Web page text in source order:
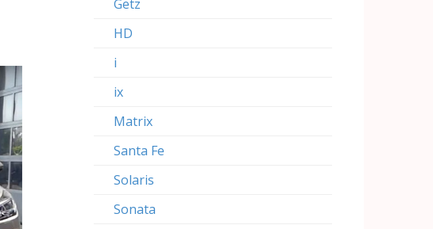
Getz
HD
i
ix
Matrix
Santa Fe
Solaris
Sonata